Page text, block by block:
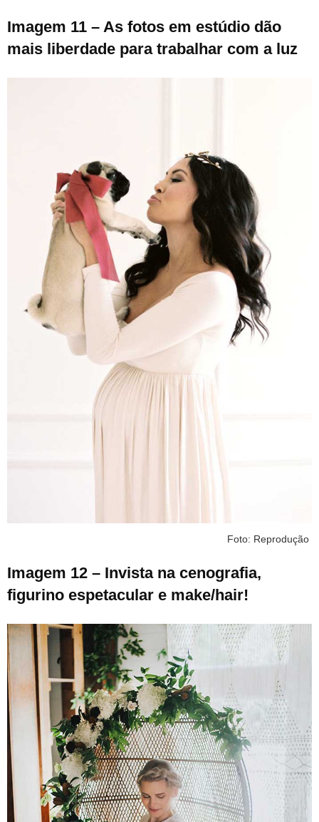
Imagem 11 – As fotos em estúdio dão
mais liberdade para trabalhar com a luz
Foto: Reprodução
Imagem 12 – Invista na cenografia,
figurino espetacular e make/hair!